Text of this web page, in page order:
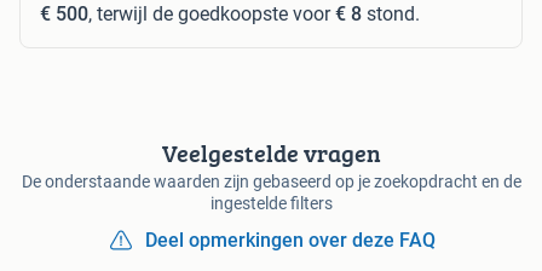
€ 500, terwijl de goedkoopste voor€ 8 stond.
Veelgestelde vragen
De onderstaande waarden zijn gebaseerd op je zoekopdracht en de
ingestelde filters
Deel opmerkingen over deze FAQ